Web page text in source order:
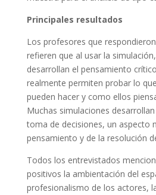
Principales resultados
Los profesores que
refieren que al usar la
desarrollan el pensamiento
realmente permiten probar lo
pueden hacer y como ellos
Muchas simulaciones
toma de decisiones, un aspecto
pensamiento y de la resolución
Todos los entrevistados
positivos la ambientación del
profesionalismo de los actores,